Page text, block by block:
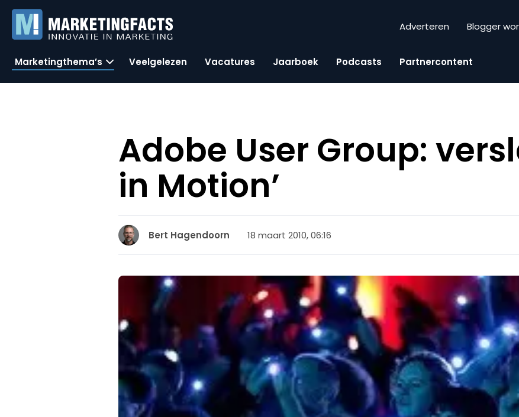
Adverteren Blogger
Marketingthema’s Veelgelezen Vacatures Jaarboek Podcasts Partnercontent
Adobe User Group:
in Motion’
Bert Hagendoorn 18 maart 2010, 06:16